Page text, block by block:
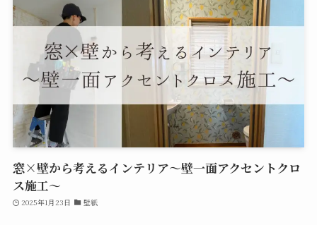
窓×壁から考えるインテリア～壁一面アクセントクロ
ス施工～
2025年1月23日 壁紙